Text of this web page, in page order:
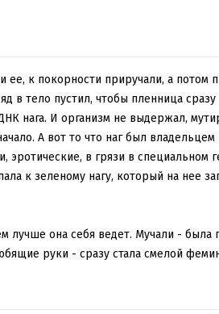
ее, к покорности приручали, а потом
яд в тело пустил, чтобы пленница
нага. И организм не выдержал,
А вот то что наг был
эротические, в грязи в специальном
к зеленому нагу, который на нее
лучше она себя ведет. Мучали - была
руки - сразу стала смелой